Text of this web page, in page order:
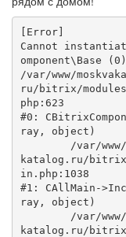
[Error]
Cannot
omponent\Base (0)
/var/www/
ru/bitrix/
php:623
#0:
ray, object)
katalog.ru/bitrix/
in.php:1038
#1: CAllMain-
ray, object)
katalog.ru/bitrix/